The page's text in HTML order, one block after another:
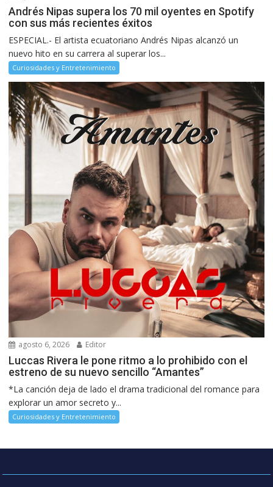
Andrés Nipas supera los 70 mil oyentes en Spotify
con sus más recientes éxitos
ESPECIAL.- El artista ecuatoriano Andrés Nipas alcanzó un
nuevo hito en su carrera al superar los...
Curiosidades y Entretenimiento
agosto 6, 2026 Editor
Luccas Rivera le pone ritmo a lo prohibido con el
estreno de su nuevo sencillo “Amantes”
*La canción deja de lado el drama tradicional del romance para
explorar un amor secreto y...
Curiosidades y Entretenimiento